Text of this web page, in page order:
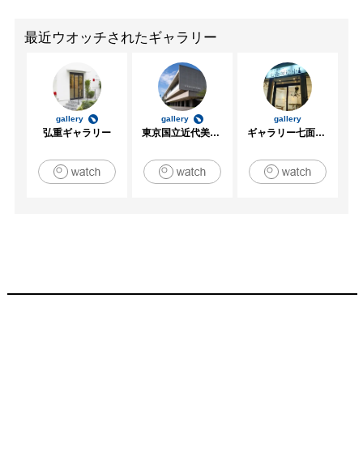
最近ウオッチされたギャラリー
gallery
弘重ギャラリー
gallery
東京国立近代美術館
gallery
ギャラリー七面坂途中